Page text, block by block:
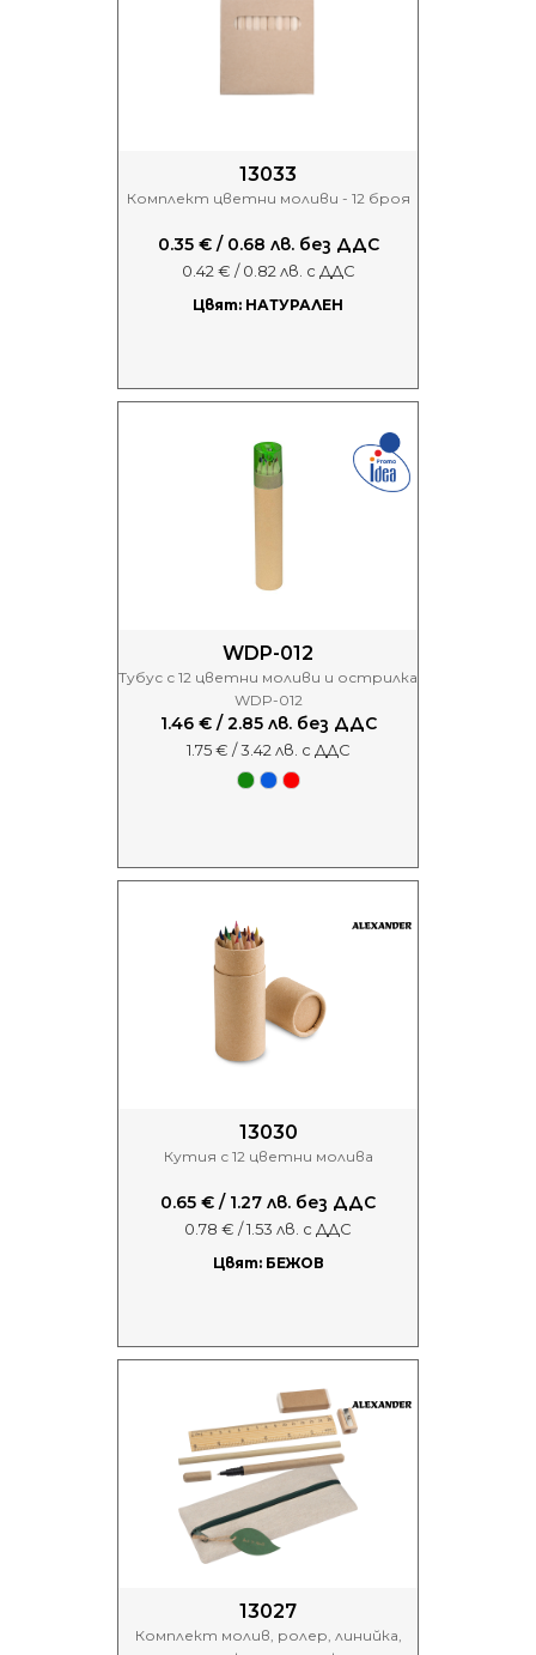
13033
Комплект цветни моливи - 12 броя
0.35 € / 0.68 лв. без ДДС
0.42 € / 0.82 лв. с ДДС
Цвят: НАТУРАЛЕН
WDP-012
Тубус с 12 цветни моливи и острилка
WDP-012
1.46 € / 2.85 лв. без ДДС
1.75 € / 3.42 лв. с ДДС
13030
Кутия с 12 цветни молива
0.65 € / 1.27 лв. без ДДС
0.78 € / 1.53 лв. с ДДС
Цвят: БЕЖОВ
13027
Комплект молив, ролер, линийка,